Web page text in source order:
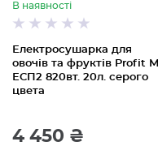
Електросушарка для
овочів та фруктів Profit M
ЕСП2 820вт. 20л. серого
цвета
В наявності
4 450 ₴